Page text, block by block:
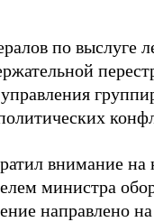
по
внимание на
министра
направлено